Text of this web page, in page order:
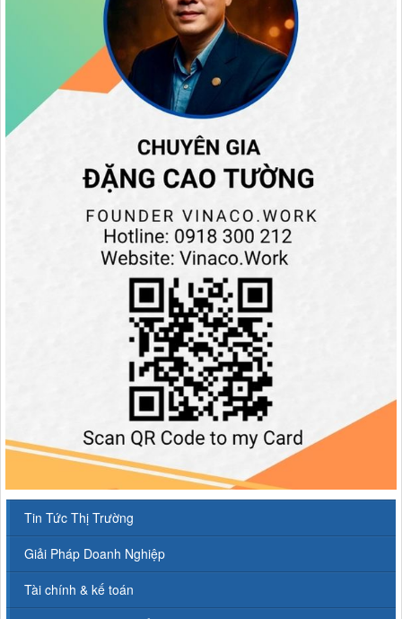
Tin Tức Thị Trường
Giải Pháp Doanh Nghiệp
Tài chính & kế toán